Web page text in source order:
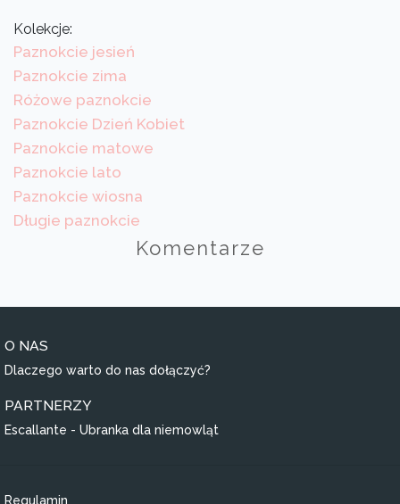
Kolekcje:
Paznokcie jesień
Paznokcie zima
Różowe paznokcie
Paznokcie Dzień Kobiet
Paznokcie matowe
Paznokcie lato
Paznokcie wiosna
Długie paznokcie
Komentarze
O NAS
Dlaczego warto do nas dołączyć?
PARTNERZY
Escallante - Ubranka dla niemowląt
Regulamin